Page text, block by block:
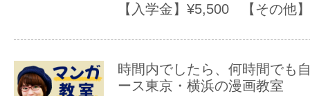
【入学金】¥5,500 【その他
時間内でしたら、何時間でも
ース東京・横浜の漫画教室